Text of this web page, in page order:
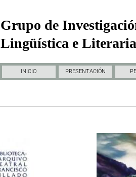
Grupo de
Lingüística e
INICIO PRESENTACIÓN